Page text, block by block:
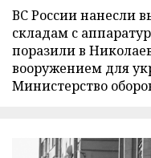
ВС России нанесли
складам с
поразили в
вооружением для
Министерство